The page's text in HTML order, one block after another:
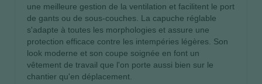
une meilleure gestion de la ventilation et facilitent le port
de gants ou de sous-couches. La capuche réglable
s'adapte à toutes les morphologies et assure une
protection efficace contre les intempéries légères. Son
look moderne et son coupe soignée en font un
vêtement de travail que l'on porte aussi bien sur le
chantier qu'en déplacement.